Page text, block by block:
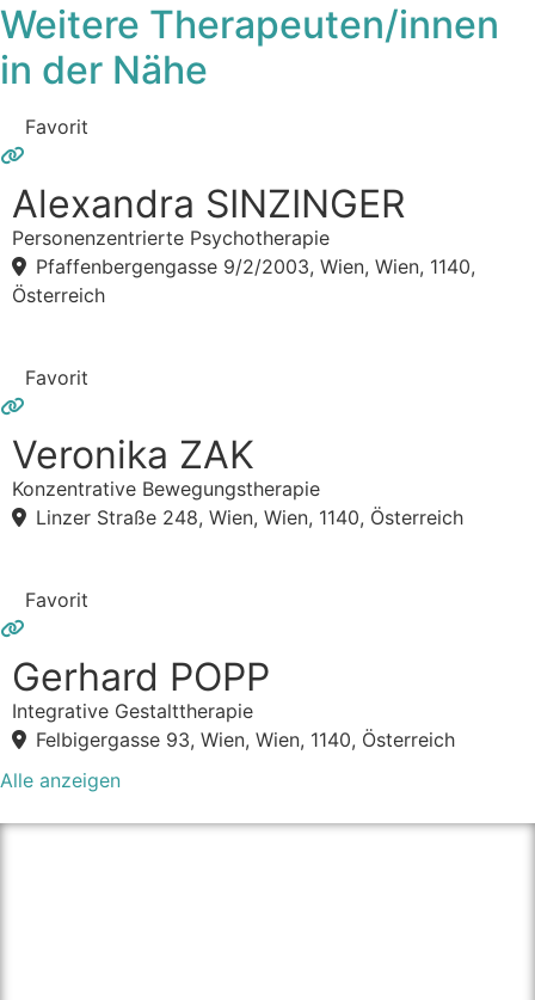
Weitere Therapeuten/innen
in der Nähe
Favorit
Alexandra SINZINGER
Personenzentrierte Psychotherapie
Pfaffenbergengasse 9/2/2003, Wien, Wien, 1140,
Österreich
Favorit
Veronika ZAK
Konzentrative Bewegungstherapie
Linzer Straße 248, Wien, Wien, 1140, Österreich
Favorit
Gerhard POPP
Integrative Gestalttherapie
Felbigergasse 93, Wien, Wien, 1140, Österreich
Alle anzeigen